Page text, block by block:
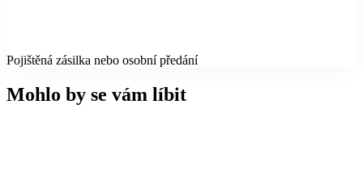
Pojištěná zásilka nebo osobní předání
Mohlo by se vám líbit